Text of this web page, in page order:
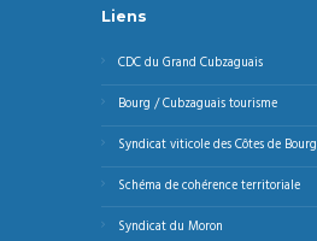
Liens
CDC du Grand Cubzaguais
Bourg / Cubzaguais tourisme
Syndicat viticole des Côtes de Bourg
Schéma de cohérence territoriale
Syndicat du Moron